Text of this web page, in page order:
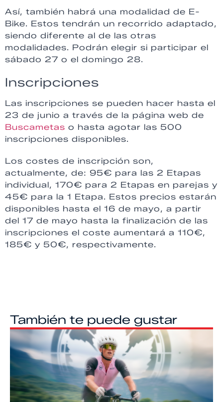
Así, también habrá una modalidad de E-
Bike. Estos tendrán un recorrido adaptado,
siendo diferente al de las otras
modalidades. Podrán elegir si participar el
sábado 27 o el domingo 28.
Inscripciones
Las inscripciones se pueden hacer hasta el
23 de junio a través de la página web de
Buscametas o hasta agotar las 500
inscripciones disponibles.
Los costes de inscripción son,
actualmente, de: 95€ para las 2 Etapas
individual, 170€ para 2 Etapas en parejas y
45€ para la 1 Etapa. Estos precios estarán
disponibles hasta el 16 de mayo, a partir
del 17 de mayo hasta la finalización de las
inscripciones el coste aumentará a 110€,
185€ y 50€, respectivamente.
También te puede gustar